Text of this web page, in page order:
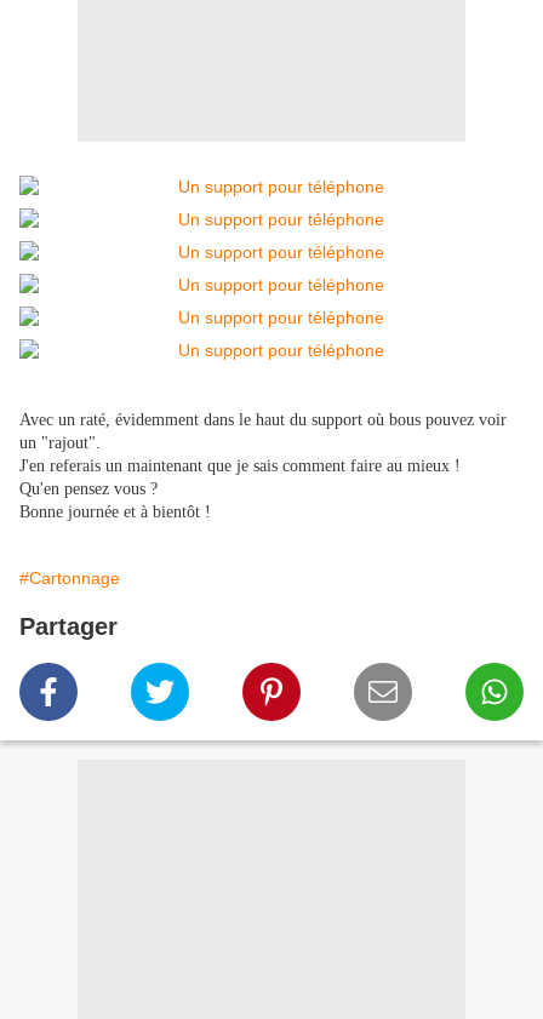
Avec un raté, évidemment dans le haut du support où bous pouvez voir
un "rajout".
J'en referais un maintenant que je sais comment faire au mieux !
Qu'en pensez vous ?
Bonne journée et à bientôt !
#Cartonnage
Partager